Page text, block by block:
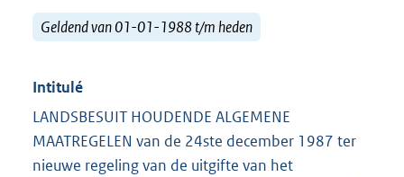
Geldend van 01-01-1988 t/m heden
Intitulé
LANDSBESUIT HOUDENDE ALGEMENE
MAATREGELEN van de 24ste december 1987 ter
nieuwe regeling van de uitgifte van het